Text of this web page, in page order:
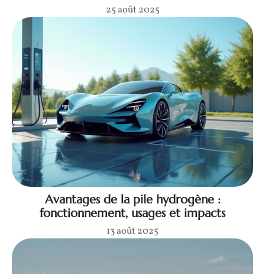
25 août 2025
Avantages de la pile hydrogène :
fonctionnement, usages et impacts
13 août 2025